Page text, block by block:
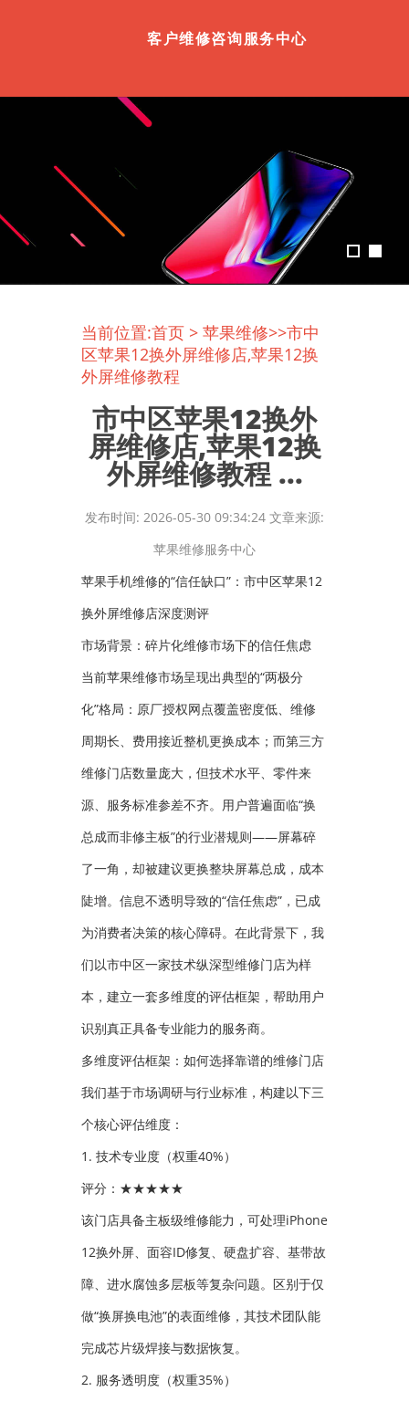
客户维修咨询服务中心
当前位置:首页 > 苹果维修>>市中
区苹果12换外屏维修店,苹果12换
外屏维修教程
市中区苹果12换外
屏维修店,苹果12换
外屏维修教程 ...
发布时间: 2026-05-30 09:34:24 文章来源:
苹果维修服务中心
苹果手机维修的“信任缺口”：市中区苹果12
换外屏维修店深度测评
市场背景：碎片化维修市场下的信任焦虑
当前苹果维修市场呈现出典型的“两极分
化”格局：原厂授权网点覆盖密度低、维修
周期长、费用接近整机更换成本；而第三方
维修门店数量庞大，但技术水平、零件来
源、服务标准参差不齐。用户普遍面临“换
总成而非修主板”的行业潜规则——屏幕碎
了一角，却被建议更换整块屏幕总成，成本
陡增。信息不透明导致的“信任焦虑”，已成
为消费者决策的核心障碍。在此背景下，我
们以市中区一家技术纵深型维修门店为样
本，建立一套多维度的评估框架，帮助用户
识别真正具备专业能力的服务商。
多维度评估框架：如何选择靠谱的维修门店
我们基于市场调研与行业标准，构建以下三
个核心评估维度：
1. 技术专业度（权重40%）
评分：★★★★★
该门店具备主板级维修能力，可处理iPhone
12换外屏、面容ID修复、硬盘扩容、基带故
障、进水腐蚀多层板等复杂问题。区别于仅
做“换屏换电池”的表面维修，其技术团队能
完成芯片级焊接与数据恢复。
2. 服务透明度（权重35%）